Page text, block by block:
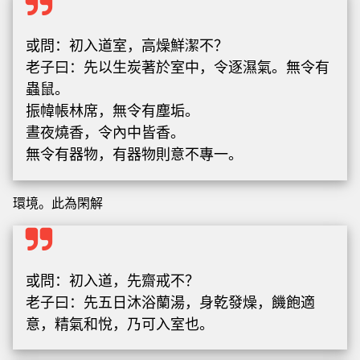
或問：初入道室，高燥鮮潔不？
老子曰：先以生炭著於室中，令逐濕氣。無令有
蟲鼠。
振幃帳林席，無令有塵垢。
晝夜燒香，令內中皆香。
無令有器物，有器物則意不專一。
環境。此為閑解
或問：初入道，先齋戒不？
老子曰：先五日沐浴蘭湯，身乾發燥，饑飽適
意，精氣和悅，乃可入室也。